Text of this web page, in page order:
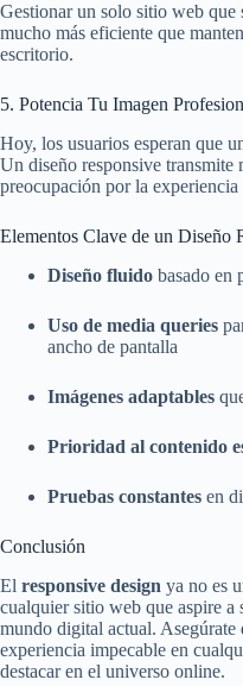
Gestionar un solo sitio web que
mucho más eficiente que
escritorio.
5. Potencia Tu Imagen
Hoy, los usuarios esperan que
Un diseño responsive
preocupación por la experiencia
Elementos Clave de un Diseño
Diseño fluido basado en
Uso de media queries
ancho de pantalla
Imágenes adaptables
Prioridad al contenido
Pruebas constantes en
Conclusión
El responsive design ya no es
cualquier sitio web que aspire
mundo digital actual. Asegúrate
experiencia impecable en
destacar en el universo online.